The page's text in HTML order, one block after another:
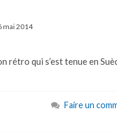
mai 2014
rétro qui s’est tenue en
Faire un